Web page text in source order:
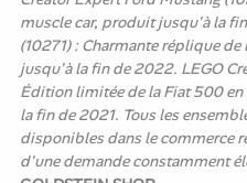
muscle car, produit jusqu'à la
(10271) : Charmante réplique
jusqu'à la fin de 2022. LEGO
Édition limitée de la Fiat 500
la fin de 2021. Tous les
disponibles dans le commerce
d'une demande constamment